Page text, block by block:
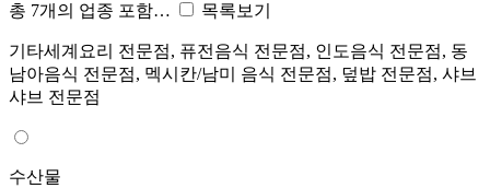
총 7개의 업종 포함…
목록보기
기타세계요리 전문점, 퓨전음식 전문점, 인도음식 전문점, 동
남아음식 전문점, 멕시칸/남미 음식 전문점, 덮밥 전문점, 샤브
샤브 전문점
수산물